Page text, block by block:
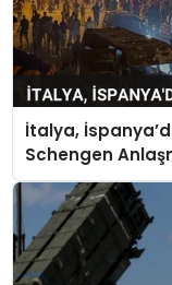
İtalya,
Schengen